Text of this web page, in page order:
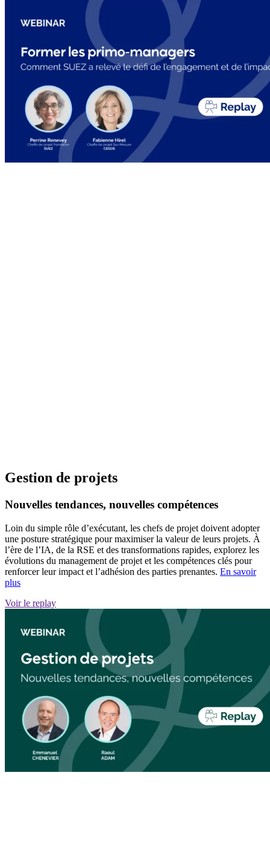
Gestion de projets
Nouvelles tendances, nouvelles compétences
Loin du simple rôle d’exécutant, les chefs de projet doivent adopter
une posture stratégique pour maximiser la valeur de leurs projets. À
l’ère de l’IA, de la RSE et des transformations rapides, explorez les
évolutions du management de projet et les compétences clés pour
renforcer leur impact et l’adhésion des parties prenantes. En savoir
plus
Voir le replay